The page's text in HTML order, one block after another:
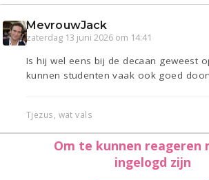
MevrouwJack
zaterdag 13 juni 2026 om 14:41
Is hij wel eens bij de decaan geweest
kunnen studenten vaak ook goed
Tjezus, wat vals
Om te kunnen reageren
ingelogd zijn